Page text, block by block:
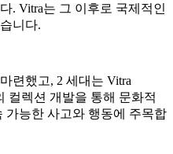
. Vitra는 그 이후로 국제적인
니다.
련했고, 2 세대는 Vitra
컬렉션 개발을 통해 문화적
가능한 사고와 행동에 주목합